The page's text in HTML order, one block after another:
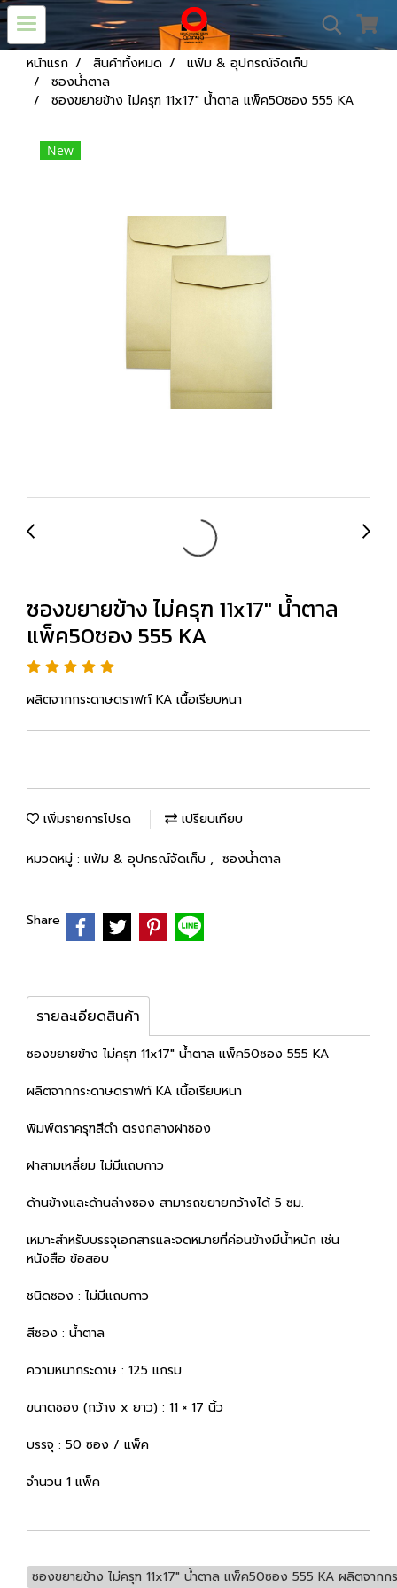
หน้าแรก สินค้าทั้งหมด
แฟ้ม & อุปกรณ์จัดเก็บ
ซองน้ำตาล
ซองขยายข้าง ไม่ครุฑ 11x17" น้ำตาล แพ็ค50ซอง 555 KA
New
ซองขยายข้าง ไม่ครุฑ 11x17" น้ำตาล
แพ็ค50ซอง 555 KA
ผลิตจากกระดาษดราฟท์ KA เนื้อเรียบหนา
เพิ่มรายการโปรด เปรียบเทียบ
หมวดหมู่ : แฟ้ม & อุปกรณ์จัดเก็บ , ซองน้ำตาล
Share
รายละเอียดสินค้า
ซองขยายข้าง ไม่ครุฑ 11x17" น้ำตาล แพ็ค50ซอง 555 KA
ผลิตจากกระดาษดราฟท์ KA เนื้อเรียบหนา
พิมพ์ตราครุฑสีดำ ตรงกลางฝาซอง
ฝาสามเหลี่ยม ไม่มีแถบกาว
ด้านข้างและด้านล่างซอง สามารถขยายกว้างได้ 5 ซม.
เหมาะสำหรับบรรจุเอกสารและจดหมายที่ค่อนข้างมีน้ำหนัก เช่น
หนังสือ ข้อสอบ
ชนิดซอง : ไม่มีแถบกาว
สีซอง : น้ำตาล
ความหนากระดาษ : 125 แกรม
ขนาดซอง (กว้าง x ยาว) : 11 × 17 นิ้ว
บรรจุ : 50 ซอง / แพ็ค
จำนวน 1 แพ็ค
ซองขยายข้าง ไม่ครุฑ 11x17" น้ำตาล แพ็ค50ซอง 555 KA ผลิตจากก